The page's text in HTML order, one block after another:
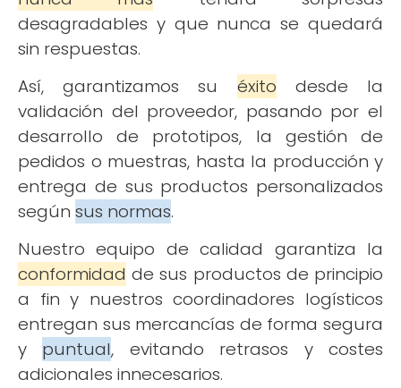
desagradables y que nunca se quedará
sin respuestas.
Así, garantizamos su éxito desde la
validación del proveedor, pasando por el
desarrollo de prototipos, la gestión de
pedidos o muestras, hasta la producción y
entrega de sus productos personalizados
según sus normas.
Nuestro equipo de calidad garantiza la
conformidad de sus productos de principio
a fin y nuestros coordinadores logísticos
entregan sus mercancías de forma segura
y puntual, evitando retrasos y costes
adicionales innecesarios.